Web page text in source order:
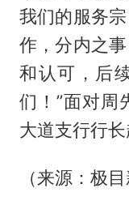
我们的服务
作，分内之
和认可，后
们！”面对周
大道支行行长
（来源：极目